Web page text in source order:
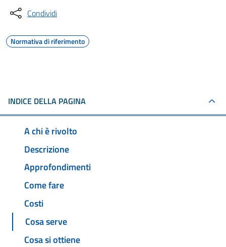
Condividi
Normativa di riferimento
INDICE DELLA PAGINA
A chi è rivolto
Descrizione
Approfondimenti
Come fare
Costi
Cosa serve
Cosa si ottiene